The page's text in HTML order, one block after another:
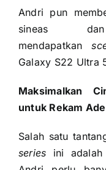
Andri pun
sineas
mendapatkan
Galaxy S22 Ultra
Maksimalkan
untuk Rekam
Salah satu
series ini